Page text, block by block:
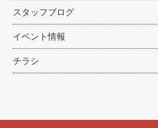
スタッフブログ
イベント情報
チラシ